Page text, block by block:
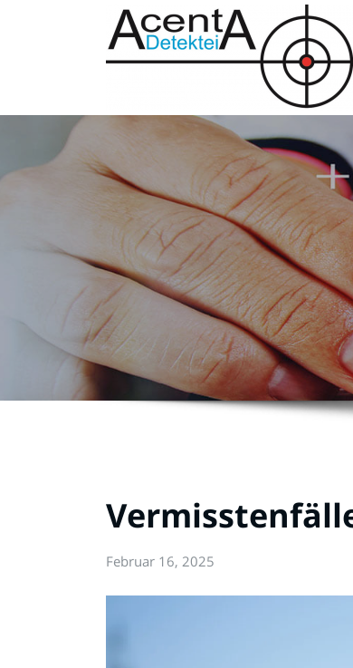
Februar 16, 2025